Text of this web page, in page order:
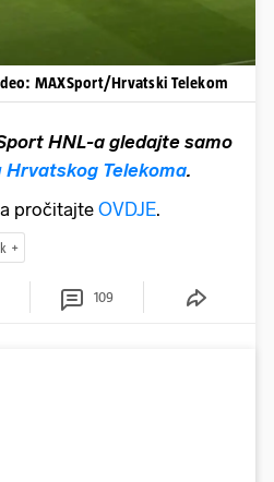
MAXSport/Hrvatski Telekom
HNL-a gledajte samo
Telekoma.
pročitajte OVDJE.
109